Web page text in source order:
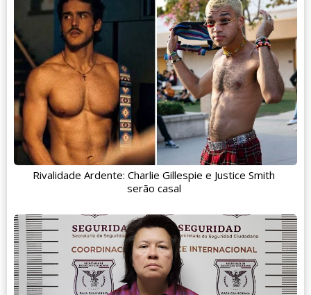
Rivalidade Ardente: Charlie Gillespie e Justice Smith
serão casal